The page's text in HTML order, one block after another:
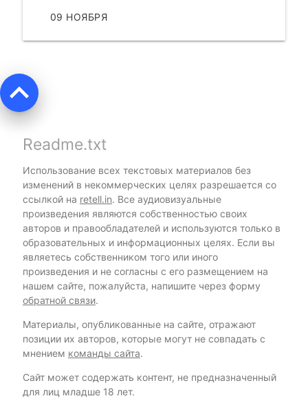
09 НОЯБРЯ
keyboard_arrow_up
Readme.txt
Использование всех текстовых материалов без
изменений в некоммерческих целях разрешается со
ссылкой на retell.in. Все аудиовизуальные
произведения являются собственностью своих
авторов и правообладателей и используются только в
образовательных и информационных целях. Если вы
являетесь собственником того или иного
произведения и не согласны с его размещением на
нашем сайте, пожалуйста, напишите через форму
обратной связи.
Материалы, опубликованные на сайте, отражают
позиции их авторов, которые могут не совпадать с
мнением команды сайта.
Сайт может содержать контент, не предназначенный
для лиц младше 18 лет.